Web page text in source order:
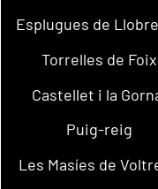
Esplugues de
Torrelles de Foix
Castellet i la
Puig-reig
Les Masíes de